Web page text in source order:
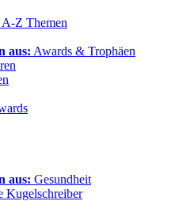
A-Z Themen
aus: Awards & Trophäen
aus: Gesundheit
Kugelschreiber